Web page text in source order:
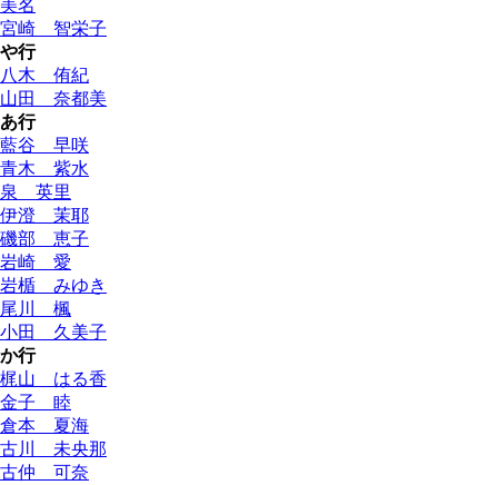
美名
宮崎 智栄子
や行
八木 侑紀
山田 奈都美
あ行
藍谷 早咲
青木 紫水
泉 英里
伊澄 茉耶
磯部 恵子
岩崎 愛
岩楯 みゆき
尾川 楓
小田 久美子
か行
梶山 はる香
金子 睦
倉本 夏海
古川 未央那
古仲 可奈